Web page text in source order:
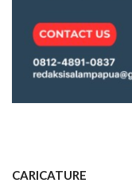
CARICATURE